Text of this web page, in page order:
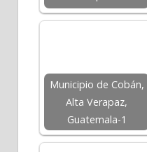
Municipio de Cobán,
Alta Verapaz,
Guatemala-1